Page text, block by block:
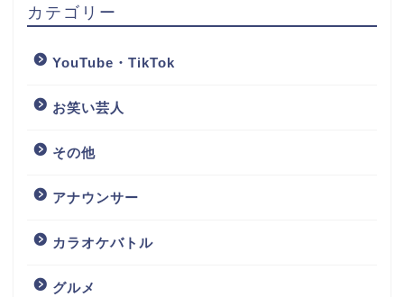
カテゴリー
YouTube・TikTok
お笑い芸人
その他
アナウンサー
カラオケバトル
グルメ